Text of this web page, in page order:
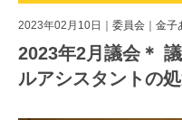
2023年02月10日｜ 委員会 金子
2023年2月議会＊
ルアシスタントの